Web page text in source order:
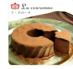
米粉 100％ グルテン
フリー お取り寄せス
イーツ バウム 誕生
日ケーキ おもしろプ
レゼント 誕生日 ウ
ケ 狙い プレゼント
ギフト